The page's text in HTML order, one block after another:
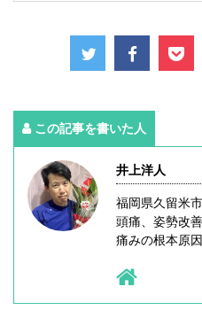
この記事を書いた人
井上洋人
福岡県久留米
頭痛、姿勢改
痛みの根本原